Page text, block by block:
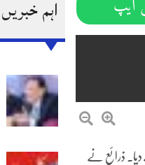
اہم خبریں ایپ
ذرائع نے